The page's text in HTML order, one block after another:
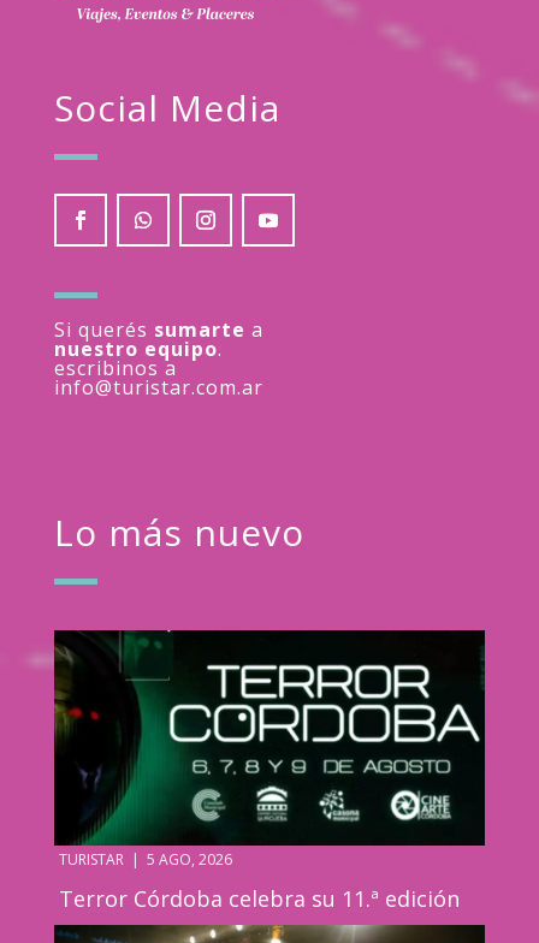
Social Media
Si querés sumarte a
nuestro equipo.
escribinos a
info@turistar.com.ar
Lo más nuevo
TURISTAR | 5 AGO, 2026
Terror Córdoba celebra su 11.ª edición